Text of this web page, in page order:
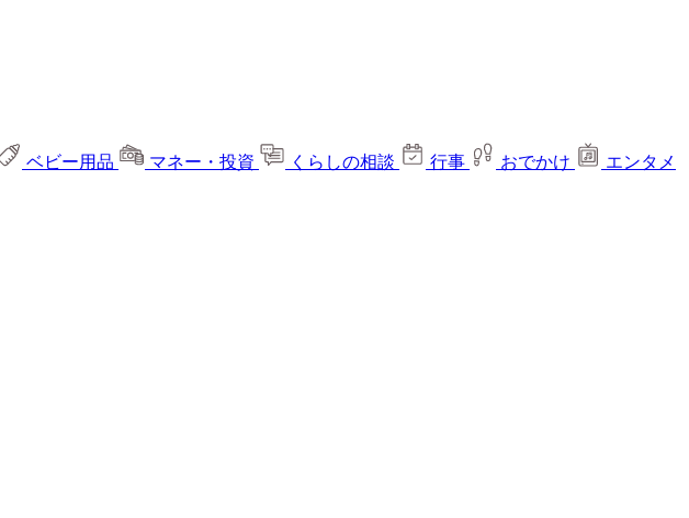
ベビー用品 マネー・投資 くらしの相談 行事 おでかけ
エンタメ